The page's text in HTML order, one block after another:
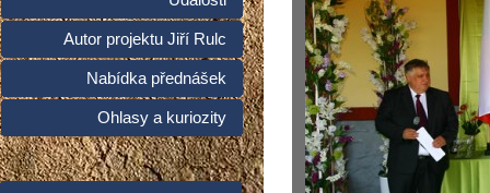
Autor projektu Jiří Rulc
Nabídka přednášek
Ohlasy a kuriozity